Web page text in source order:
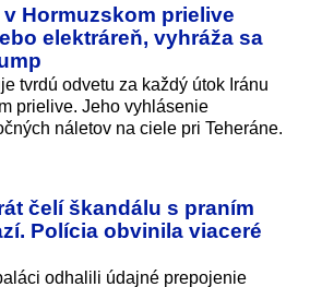
Hormuzskom prielive
elektráreň, vyhráža sa
tvrdú odvetu za každý útok Iránu
prielive. Jeho vyhlásenie
náletov na ciele pri Teheráne.
čelí škandálu s praním
Polícia obvinila viaceré
odhalili údajné prepojenie